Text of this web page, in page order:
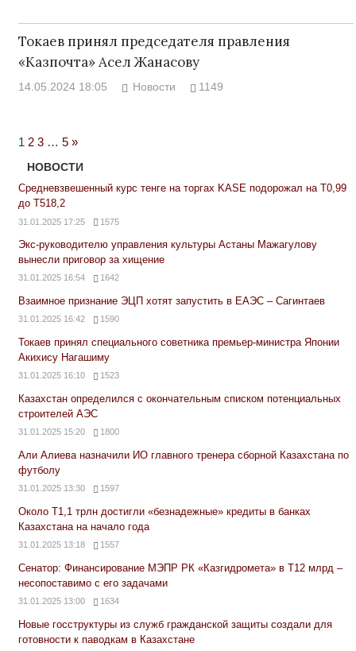
Токаев принял председателя правления
«Казпочта» Асел Жанасову
14.05.2024 18:05 Новости 1149
1 2 3 … 5 Next
Posts
»
НОВОСТИ
Средневзвешенный курс тенге на торгах KASE подорожал на Т0,99
до Т518,2
31.01.2025 17:25 1575
Экс-руководителю управления культуры Астаны Мажагулову
вынесли приговор за хищение
31.01.2025 16:54 1642
Взаимное признание ЭЦП хотят запустить в ЕАЭС – Сагинтаев
31.01.2025 16:42 1590
Токаев принял специального советника премьер-министра Японии
Акихису Нагашиму
31.01.2025 16:10 1523
Казахстан определился с окончательным списком потенциальных
строителей АЭС
31.01.2025 15:20 1800
Али Алиева назначили ИО главного тренера сборной Казахстана по
футболу
31.01.2025 13:30 1597
Около Т1,1 трлн достигли «безнадежные» кредиты в банках
Казахстана на начало года
31.01.2025 13:18 1557
Сенатор: Финансирование МЭПР РК «Казгидромета» в Т12 млрд –
несопоставимо с его задачами
31.01.2025 13:00 1634
Новые госструктуры из служб гражданской защиты создали для
готовности к паводкам в Казахстане